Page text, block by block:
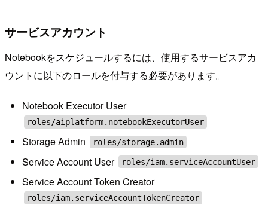
サービスアカウント
Notebookをスケジュールするには、使用するサービスアカ
ウントに以下のロールを付与する必要があります。
Notebook Executor User
roles/aiplatform.notebookExecutorUser
Storage Admin roles/storage.admin
Service Account User roles/iam.serviceAccountUser
Service Account Token Creator
roles/iam.serviceAccountTokenCreator